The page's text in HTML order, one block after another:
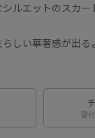
ルエットのスカー
しい華奢感が出る
受